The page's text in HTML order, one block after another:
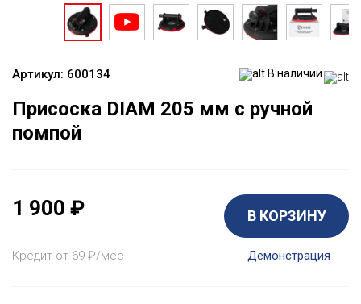
Артикул: 600134 В наличии
Присоска DIAM 205 мм с ручной
помпой
1 900 ₽ В КОРЗИНУ
Кредит от 69 ₽/мес Демонстрация